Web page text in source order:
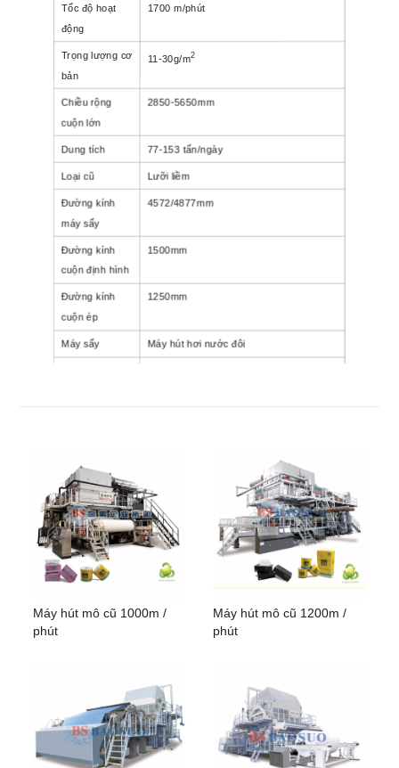
Tốc độ hoạt
động
1700 m/phút
Trọng lượng cơ
bản
11-30g/m2
Chiều rộng
cuộn lớn
2850-5650mm
Dung tích 77-153 tấn/ngày
Loại cũ Lưỡi liềm
Đường kính
máy sấy
4572/4877mm
Đường kính
cuộn định hình
1500mm
Đường kính
cuộn ép
1250mm
Máy sấy Máy hút hơi nước đôi
Máy hút mô cũ 1000m /
phút
Máy hút mô cũ 1200m /
phút